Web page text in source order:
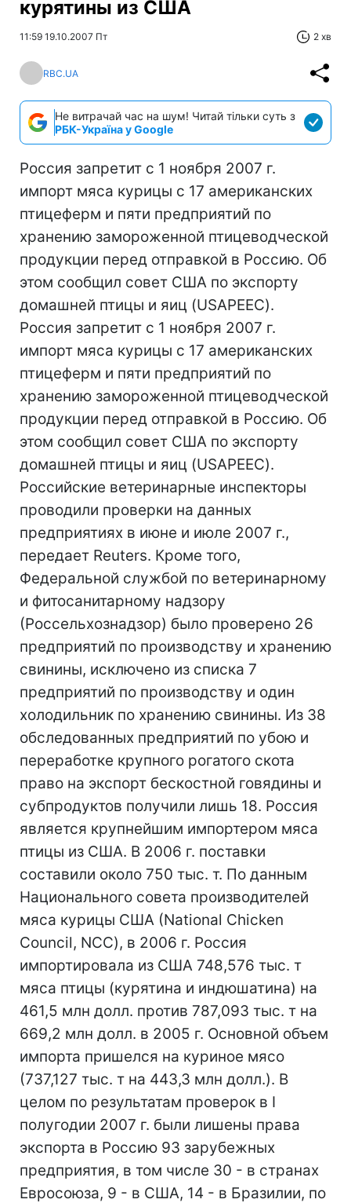
курятины из США
11:59 19.10.2007 Пт 2 хв
RBC.UA
Не витрачай час на шум! Читай тільки суть з
РБК-Україна у Google
Россия запретит с 1 ноября 2007 г.
импорт мяса курицы с 17 американских
птицеферм и пяти предприятий по
хранению замороженной птицеводческой
продукции перед отправкой в Россию. Об
этом сообщил совет США по экспорту
домашней птицы и яиц (USAPEEC).
Россия запретит с 1 ноября 2007 г.
импорт мяса курицы с 17 американских
птицеферм и пяти предприятий по
хранению замороженной птицеводческой
продукции перед отправкой в Россию. Об
этом сообщил совет США по экспорту
домашней птицы и яиц (USAPEEC).
Российские ветеринарные инспекторы
проводили проверки на данных
предприятиях в июне и июле 2007 г.,
передает Reuters. Кроме того,
Федеральной службой по ветеринарному
и фитосанитарному надзору
(Россельхознадзор) было проверено 26
предприятий по производству и хранению
свинины, исключено из списка 7
предприятий по производству и один
холодильник по хранению свинины. Из 38
обследованных предприятий по убою и
переработке крупного рогатого скота
право на экспорт бескостной говядины и
субпродуктов получили лишь 18. Россия
является крупнейшим импортером мяса
птицы из США. В 2006 г. поставки
составили около 750 тыс. т. По данным
Национального совета производителей
мяса курицы США (National Chicken
Council, NCC), в 2006 г. Россия
импортировала из США 748,576 тыс. т
мяса птицы (курятина и индюшатина) на
461,5 млн долл. против 787,093 тыс. т на
669,2 млн долл. в 2005 г. Основной объем
импорта пришелся на куриное мясо
(737,127 тыс. т на 443,3 млн долл.). В
целом по результатам проверок в I
полугодии 2007 г. были лишены права
экспорта в Россию 93 зарубежных
предприятия, в том числе 30 - в странах
Евросоюза, 9 - в США, 14 - в Бразилии, по